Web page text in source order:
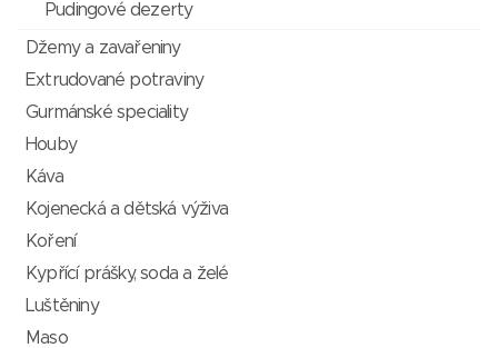
Pudingové dezerty
Džemy a zavařeniny
Extrudované potraviny
Gurmánské speciality
Houby
Káva
Kojenecká a dětská výživa
Koření
Kypřící prášky, soda a želé
Luštěniny
Maso